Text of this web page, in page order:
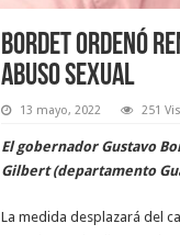
Bordet ordenó
abuso sexual
13 mayo, 2022 251
El gobernador Gustavo
Gilbert (departamento
La medida desplazará del